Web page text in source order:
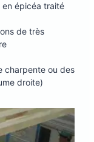
en épicéa traité
de très
charpente ou des
droite)